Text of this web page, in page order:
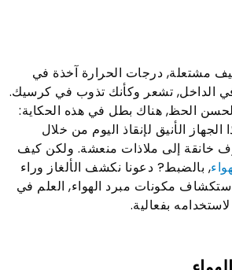
مشتعلة, درجات الحرارة آخذة في
في الداخل, تشعر وكأنك تذوب في كرسيك.
الحظ, هناك بطل في هذه الحكاية:
الأنيق لإنقاذ اليوم من خلال
خانقة إلى ملاذات منعشة. ولكن كيف
, بالضبط? دعونا نكشف الألغاز وراء
مكونات مبرد الهواء, العلم في
بفعالية.